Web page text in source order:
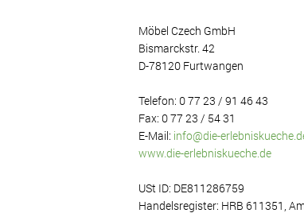
Möbel Czech GmbH
Bismarckstr. 42
D-78120 Furtwangen
Telefon: 0 77 23 / 91 46 43
Fax: 0 77 23 / 54 31
E-Mail: info@die-
www.die-erlebniskueche.de
USt ID: DE811286759
Handelsregister: HRB 611351,